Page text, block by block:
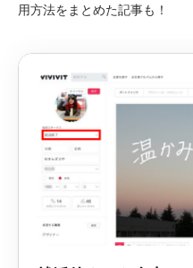
用方法をまとめた記事も！